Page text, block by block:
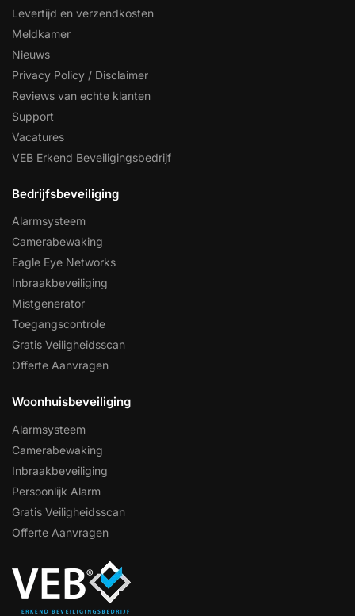
Levertijd en verzendkosten
Meldkamer
Nieuws
Privacy Policy / Disclaimer
Reviews van echte klanten
Support
Vacatures
VEB Erkend Beveiligingsbedrijf
Bedrijfsbeveiliging
Alarmsysteem
Camerabewaking
Eagle Eye Networks
Inbraakbeveiliging
Mistgenerator
Toegangscontrole
Gratis Veiligheidsscan
Offerte Aanvragen
Woonhuisbeveiliging
Alarmsysteem
Camerabewaking
Inbraakbeveiliging
Persoonlijk Alarm
Gratis Veiligheidsscan
Offerte Aanvragen